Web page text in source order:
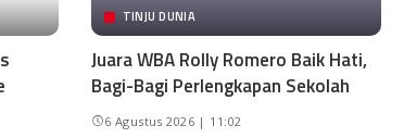
TINJU DUNIA
Juara WBA Rolly Romero Baik Hati,
Bagi-Bagi Perlengkapan Sekolah
6 Agustus 2026 | 11:02